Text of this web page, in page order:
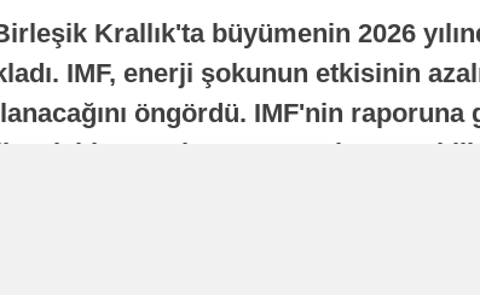
Krallık'ta büyümenin 2026
IMF, enerji şokunun etkisinin
öngördü. IMF'nin raporuna
bir toparlanma süreci